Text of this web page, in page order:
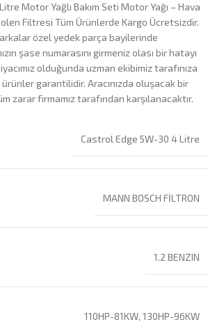
Motor Yağlı Bakım Seti Motor Yağı – Hava
Filtresi Tüm Ürünlerde Kargo Ücretsizdir.
özel yedek parça bayilerinde
şase numarasını girmeniz olası bir hatayı
olduğunda uzman ekibimiz tarafınıza
garantilidir. Aracınızda oluşacak bir
zarar firmamız tarafından karşılanacaktır.
Castrol Edge 5W-30 4 Litre
MANN BOSCH FİLTRON
1.2 BENZIN
110HP-81KW, 130HP-96KW